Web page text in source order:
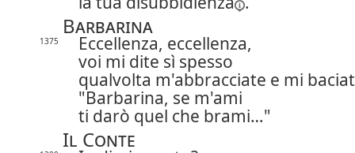
Barbarina
1375
Eccellenza, eccellenza,
voi mi dite sì spesso
qualvolta m'abbracciate e mi
"Barbarina, se m'ami
ti darò quel che brami…"
Il Conte